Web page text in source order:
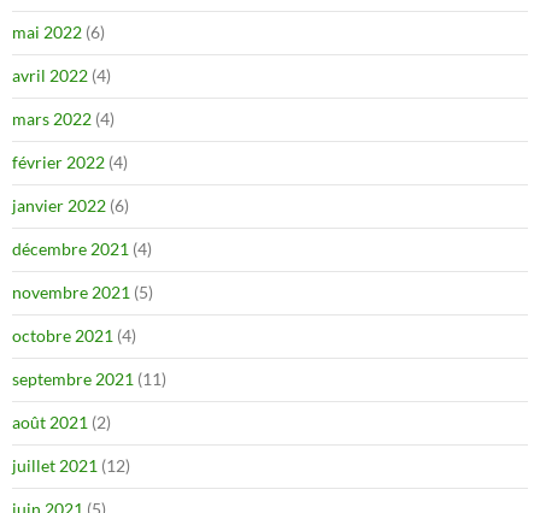
mai 2022 (6)
avril 2022 (4)
mars 2022 (4)
février 2022 (4)
janvier 2022 (6)
décembre 2021 (4)
novembre 2021 (5)
octobre 2021 (4)
septembre 2021 (11)
août 2021 (2)
juillet 2021 (12)
juin 2021 (5)